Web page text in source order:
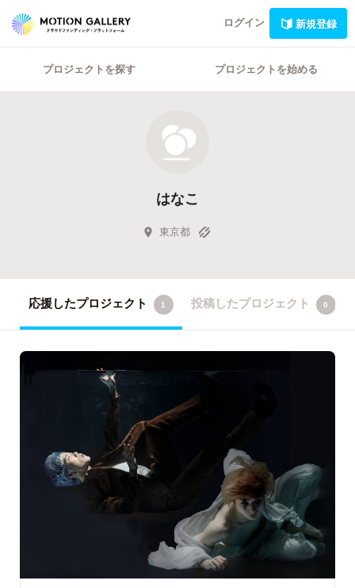
ログイン 新規登録
プロジェクトを探す プロジェクトを始める
はなこ
東京都
応援したプロジェクト 1 投稿したプロジェクト 0